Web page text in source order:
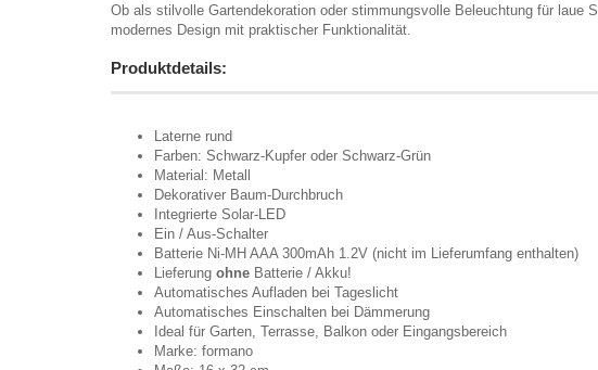
Ob als stilvolle Gartendekoration oder stimmungsvolle Beleuchtung für laue
modernes Design mit praktischer Funktionalität.
Produktdetails:
Laterne rund
Farben: Schwarz-Kupfer oder Schwarz-Grün
Material: Metall
Dekorativer Baum-Durchbruch
Integrierte Solar-LED
Ein / Aus-Schalter
Batterie Ni-MH AAA 300mAh 1.2V (nicht im Lieferumfang enthalten)
Lieferung ohne Batterie / Akku!
Automatisches Aufladen bei Tageslicht
Automatisches Einschalten bei Dämmerung
Ideal für Garten, Terrasse, Balkon oder Eingangsbereich
Marke: formano